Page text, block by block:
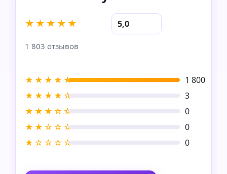
★★★★★ 5,0
1 803 отзывов
★★★★★
1 800
★★★★☆
3
★★★☆☆
0
★★☆☆☆
0
★☆☆☆☆
0